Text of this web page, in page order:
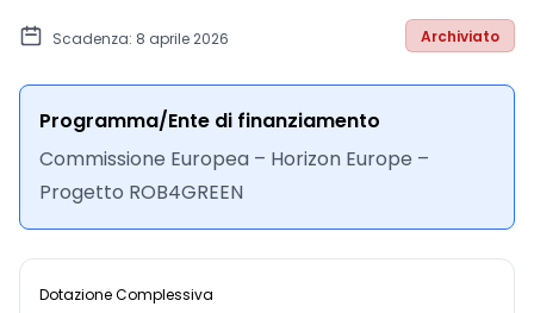
Scadenza: 8 aprile 2026 Archiviato
Programma/Ente di finanziamento
Commissione Europea – Horizon Europe –
Progetto ROB4GREEN
Dotazione Complessiva